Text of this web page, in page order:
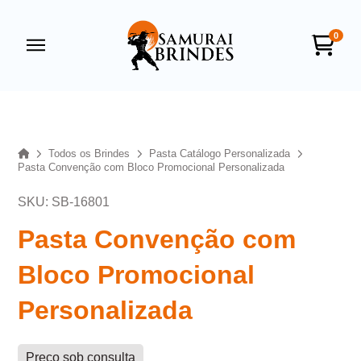
0
HomeTodos os Brindes
Pasta Catálogo Personalizada
Pasta Convenção com Bloco Promocional Personalizada
SKU: SB-16801
Pasta Convenção com
Bloco Promocional
Personalizada
Preço sob consulta